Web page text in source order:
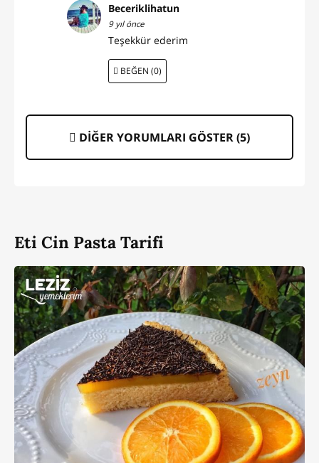
Beceriklihatun
9 yıl önce
Teşekkür ederim
BEĞEN (0)
DİĞER YORUMLARI GÖSTER (5)
Eti Cin Pasta Tarifi